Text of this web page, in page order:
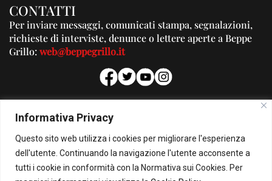
Informativa Privacy
Questo sito web utilizza i cookies per migliorare l'esperienza
dell'utente. Continuando la navigazione l'utente acconsente a
tutti i cookie in conformità con la Normativa sui Cookies. Per
CONTATTI
Per inviare messaggi, comunicati stampa, segnalazioni,
richieste di interviste, denunce o lettere aperte a Beppe
Grillo:web@beppegrillo.it
PUBBLICITA'
Per la tua pubblicità su questo Blog:
pubblicita@beppegrillo.it
HOMEPAGE COOKIE POLICY PRIVACY POLICY CONTATTI